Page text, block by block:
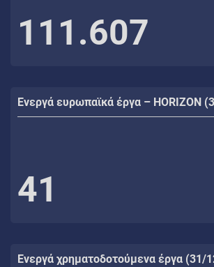
111.607
Ενεργά ευρωπαϊκά έργα – HORIZON
41
Ενεργά χρηματοδοτούμενα έργα (31/